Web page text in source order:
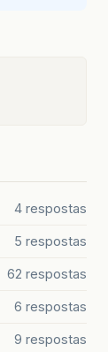
4 respostas
5 respostas
62 respostas
6 respostas
9 respostas